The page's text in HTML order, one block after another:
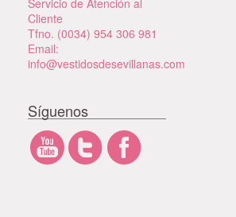
Cliente
Tfno. (0034) 954 306 981
Email:
info@vestidosdesevillanas.com
Síguenos